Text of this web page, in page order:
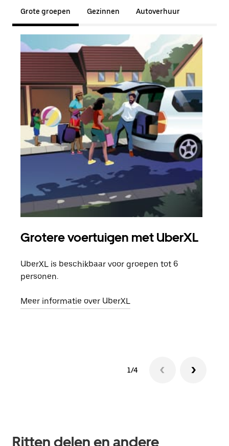
Grote groepen Gezinnen Autoverhuur
Grotere voertuigen met UberXL
UberXL is beschikbaar voor groepen tot 6
personen.
Meer informatie over UberXL
1/4
Ritten delen en andere